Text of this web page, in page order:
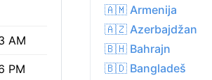
AM
PM
🇦🇲 Armenija
🇦🇿 Azerbajdžan
🇧🇭 Bahrajn
🇧🇩 Bangladeš